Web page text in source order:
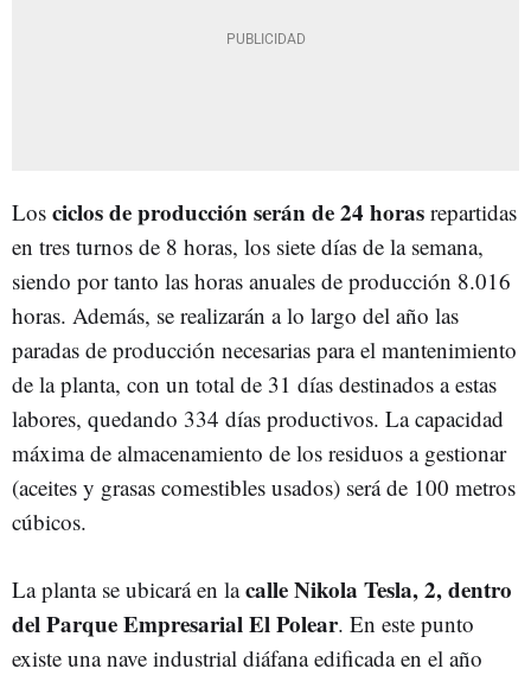
Los ciclos de producción serán de 24 horas repartidas
en tres turnos de 8 horas, los siete días de la semana,
siendo por tanto las horas anuales de producción 8.016
horas. Además, se realizarán a lo largo del año las
paradas de producción necesarias para el mantenimiento
de la planta, con un total de 31 días destinados a estas
labores, quedando 334 días productivos. La capacidad
máxima de almacenamiento de los residuos a gestionar
(aceites y grasas comestibles usados) será de 100 metros
cúbicos.
La planta se ubicará en lacalle Nikola Tesla, 2, dentro
del Parque Empresarial El Polear. En este punto
existe una nave industrial diáfana edificada en el año